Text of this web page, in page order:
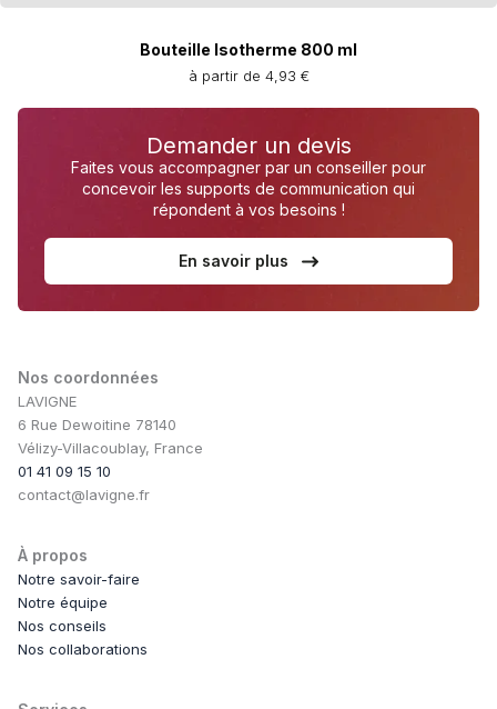
Bouteille Isotherme 800 ml
à partir de 4,93 €
Demander un devis
Faites vous accompagner par un conseiller pour
concevoir les supports de communication qui
répondent à vos besoins !
En savoir plus
Nos coordonnées
LAVIGNE
6 Rue Dewoitine 78140
Vélizy-Villacoublay, France
01 41 09 15 10
contact@lavigne.fr
À propos
Notre savoir-faire
Notre équipe
Nos conseils
Nos collaborations